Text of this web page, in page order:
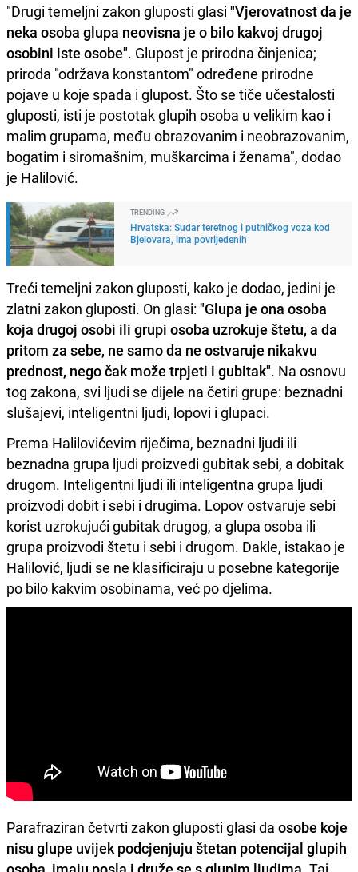
"Drugi temeljni zakon gluposti glasi "Vjerovatnost da je
neka osoba glupa neovisna je o bilo kakvoj drugoj
osobini iste osobe". Glupost je prirodna činjenica;
priroda "održava konstantom" određene prirodne
pojave u koje spada i glupost. Što se tiče učestalosti
gluposti, isti je postotak glupih osoba u velikim kao i
malim grupama, među obrazovanim i neobrazovanim,
bogatim i siromašnim, muškarcima i ženama", dodao
je Halilović.
TRENDING
Hrvatska: Sudar teretnog i putničkog voza kod
Bjelovara, ima povrijeđenih
Treći temeljni zakon gluposti, kako je dodao, jedini je
zlatni zakon gluposti. On glasi: "Glupa je ona osoba
koja drugoj osobi ili grupi osoba uzrokuje štetu, a da
pritom za sebe, ne samo da ne ostvaruje nikakvu
prednost, nego čak može trpjeti i gubitak". Na osnovu
tog zakona, svi ljudi se dijele na četiri grupe: beznadni
slušajevi, inteligentni ljudi, lopovi i glupaci.
Prema Halilovićevim riječima, beznadni ljudi ili
beznadna grupa ljudi proizvedi gubitak sebi, a dobitak
drugom. Inteligentni ljudi ili inteligentna grupa ljudi
proizvodi dobit i sebi i drugima. Lopov ostvaruje sebi
korist uzrokujući gubitak drugog, a glupa osoba ili
grupa proizvodi štetu i sebi i drugom. Dakle, istakao je
Halilović, ljudi se ne klasificiraju u posebne kategorije
po bilo kakvim osobinama, već po djelima.
Parafraziran četvrti zakon gluposti glasi da osobe koje
nisu glupe uvijek podcjenjuju štetan potencijal glupih